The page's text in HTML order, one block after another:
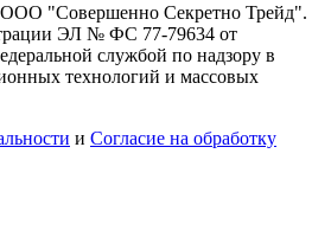
"Совершенно Секретно Трейд".
ЭЛ № ФС 77-79634 от
службой по надзору в
технологий и массовых
и Согласие на обработку